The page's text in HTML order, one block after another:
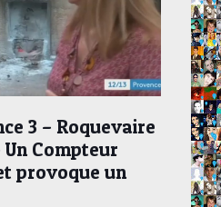
3 – Roquevaire
Un Compteur
provoque un